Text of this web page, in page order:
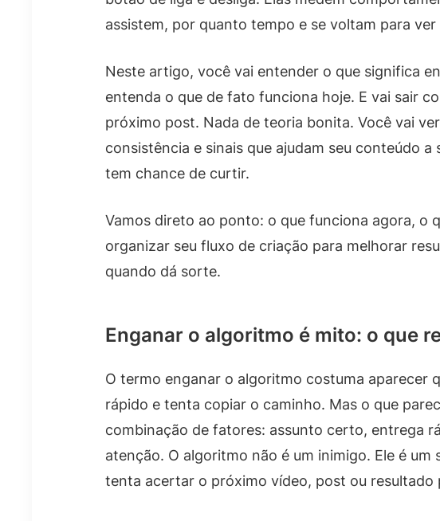
assistem, por quanto tempo e se voltam para ver
Neste artigo, você vai entender o que significa
entenda o que de fato funciona hoje. E vai sair
próximo post. Nada de teoria bonita. Você vai
consistência e sinais que ajudam seu conteúdo
tem chance de curtir.
Vamos direto ao ponto: o que funciona agora, o
organizar seu fluxo de criação para melhorar
quando dá sorte.
Enganar o algoritmo é mito: o que
O termo enganar o algoritmo costuma aparecer
rápido e tenta copiar o caminho. Mas o que
combinação de fatores: assunto certo, entrega
atenção. O algoritmo não é um inimigo. Ele é um
tenta acertar o próximo vídeo, post ou resultado